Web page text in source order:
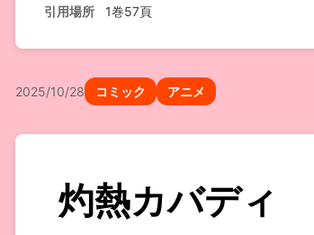
引用場所
1巻57頁
2025/10/28 コミック アニメ
灼熱カバディ